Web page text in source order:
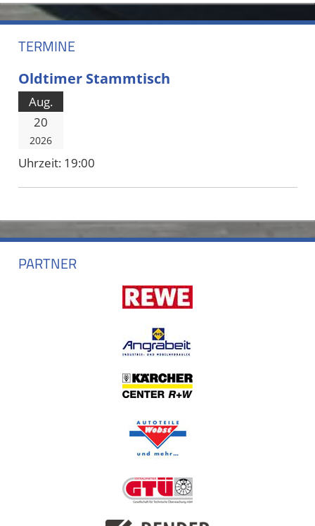
TERMINE
Oldtimer Stammtisch
Aug.
20
2026
Uhrzeit: 19:00
PARTNER